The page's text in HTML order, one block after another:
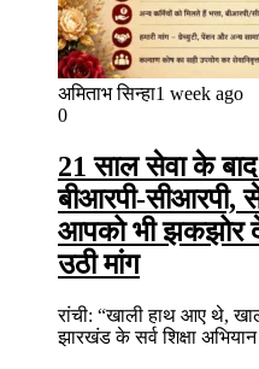
अमिताभ सिन्हा1 week ago
0
21 साल सेवा के
बीआरपी-सीआरपी,
आपको भी झकझोर
उठी मांग
रांची: “खाली हाथ आए थे,
झारखंड के सर्व शिक्षा अभियान